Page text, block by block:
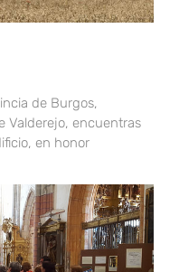
de Burgos,
Valderejo, encuentras
en honor